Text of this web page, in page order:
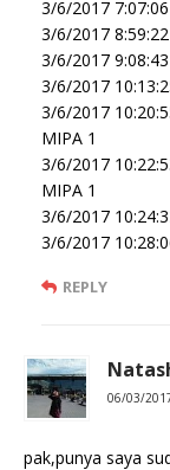
3/6/2017
3/6/2017
3/6/2017
3/6/2017
3/6/2017
MIPA 1
3/6/2017
MIPA 1
3/6/2017
3/6/2017
REPLY
06/03/
pak,punya saya